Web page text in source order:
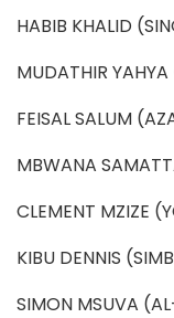
HABIB KHALID
MUDATHIR
FEISAL SALUM
MBWANA
CLEMENT MZIZE
KIBU DENNIS
SIMON MSUVA